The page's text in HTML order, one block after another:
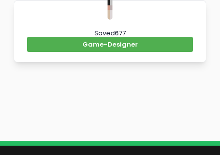
Saved677
Game-Designer